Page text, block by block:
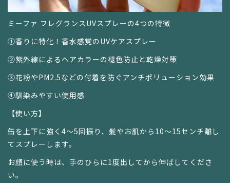
ミーファ フレグランスUVスプレーの4つの特徴
①香りに特化！香水感覚のUVケアスプレー
②紫外線によるヘアカラーの褪色防止と乾燥対策
③花粉やPM2.5などの付着を防ぐアンチポリューション効果
④馴染みやすい使用感
【使い方】
缶を上下に強く4～5回振り、髪やお肌から10～15センチ離し
てスプレーします。
お顔に使う時は、手のひらに1度出してから伸ばしてくださ
い。